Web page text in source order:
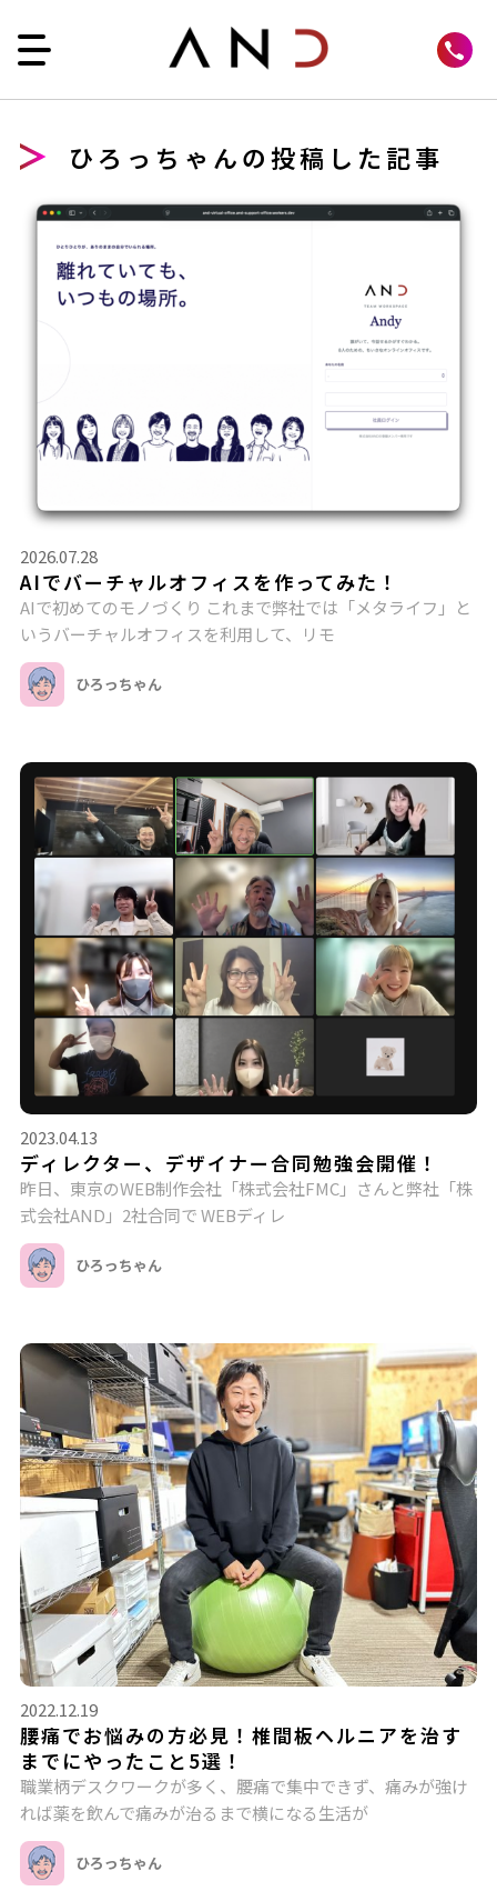
ひろっちゃんの投稿した記事
2026.07.28
AIでバーチャルオフィスを作ってみた！
AIで初めてのモノづくり これまで弊社では「メタライフ」と
いうバーチャルオフィスを利用して、リモ
ひろっちゃん
2023.04.13
ディレクター、デザイナー合同勉強会開催！
昨日、東京のWEB制作会社「株式会社FMC」さんと弊社「株
式会社AND」2社合同で WEBディレ
ひろっちゃん
2022.12.19
腰痛でお悩みの方必見！椎間板ヘルニアを治す
までにやったこと5選！
職業柄デスクワークが多く、腰痛で集中できず、痛みが強け
れば薬を飲んで痛みが治るまで横になる生活が
ひろっちゃん